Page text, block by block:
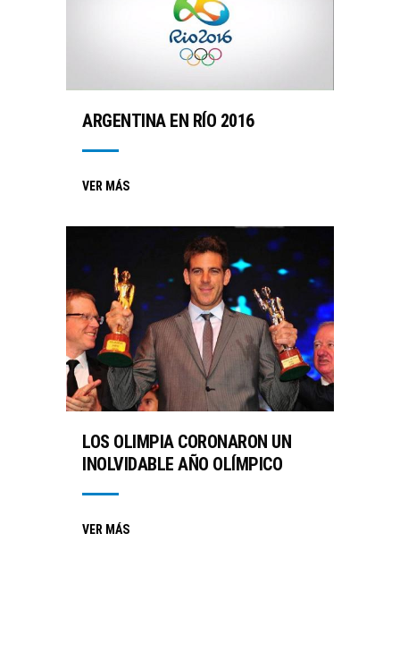
ARGENTINA EN RÍO 2016
VER MÁS
LOS OLIMPIA CORONARON UN
INOLVIDABLE AÑO OLÍMPICO
VER MÁS